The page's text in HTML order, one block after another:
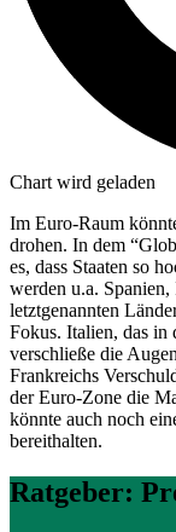
Chart wird geladen
Im Euro-Raum
drohen. In dem
es, dass Staaten so
werden u.a.
letztgenannten
Fokus. Italien, das in
verschließe die
Frankreichs
der Euro-Zone die
könnte auch noch
bereithalten.
Ratgeber: